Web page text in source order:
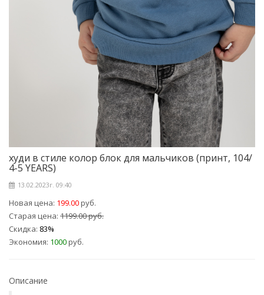
худи в стиле колор блок для мальчиков (принт, 104/
4-5 YEARS)
13.02.2023г. 09:40
Новая цена: 199.00руб.
Старая цена: 1199.00 руб.
Скидка: 83%
Экономия: 1000руб.
Описание